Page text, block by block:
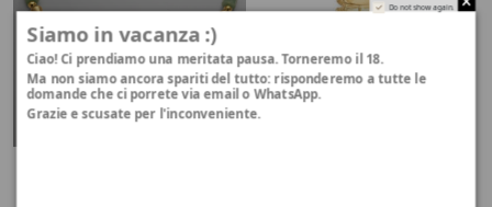
Do not show again.
Siamo in vacanza :)
Ciao! Ci prendiamo una meritata pausa. Torneremo il 18.
Ma non siamo ancora spariti del tutto: risponderemo a tutte le
domande che ci porrete via email o WhatsApp.
Grazie e scusate per l'inconveniente.